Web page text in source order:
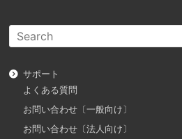
サポート
よくある質問
お問い合わせ〔一般向け〕
お問い合わせ〔法人向け〕